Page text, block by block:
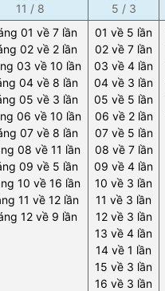
11 / 8
5 / 3
01 về 7 lần
02 về 2 lần
03 về 10 lần
04 về 8 lần
05 về 3 lần
06 về 10 lần
07 về 8 lần
08 về 11 lần
09 về 5 lần
10 về 16 lần
11 về 12 lần
12 về 9 lần
01 về 5 lần
02 về 7 lần
03 về 4 lần
04 về 3 lần
05 về 5 lần
06 về 2 lần
07 về 5 lần
08 về 7 lần
09 về 4 lần
10 về 3 lần
11 về 3 lần
12 về 3 lần
13 về 4 lần
14 về 1 lần
15 về 3 lần
16 về 3 lần